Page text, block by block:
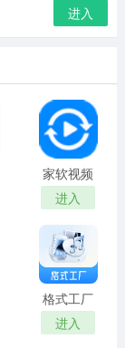
进入
家软视频
转换压缩
(视频处理
软件)
进入
格式工厂
专业版
进入